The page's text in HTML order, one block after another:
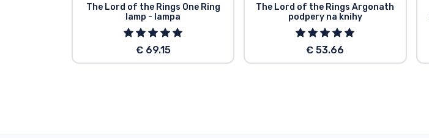
The Lord of the Rings One Ring
lamp - lampa
€ 69.15
The Lord of the Rings Argonath
podpery na knihy
€ 53.66